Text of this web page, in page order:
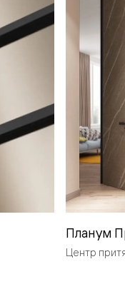
Планум
Центр